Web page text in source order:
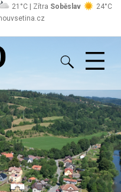
21°C | Zítra Soběslav 24°C